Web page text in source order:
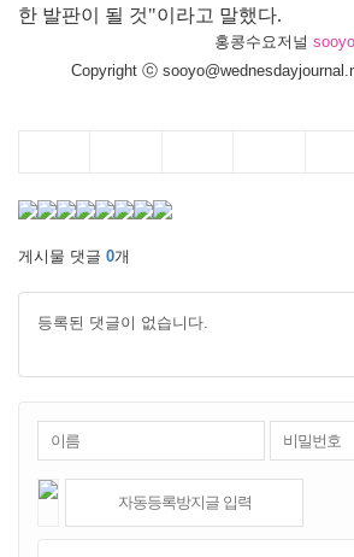
한 발판이 될 것"이라고 말했다.
홍콩수요저널
Copyright ⓒ
게시물 댓글 0개
등록된 댓글이 없습니다.